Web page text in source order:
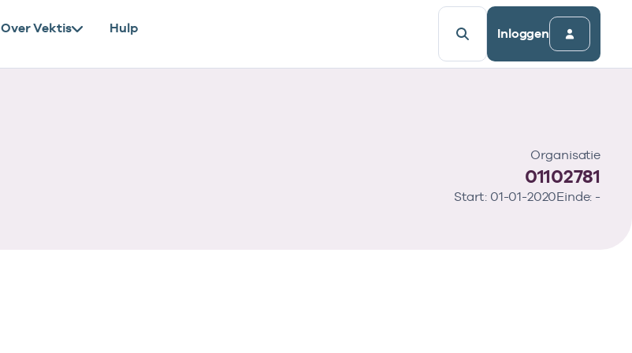
Over Vektis Hulp Inloggen
Organisatie
01102781
Start: 01-01-2020Einde: -